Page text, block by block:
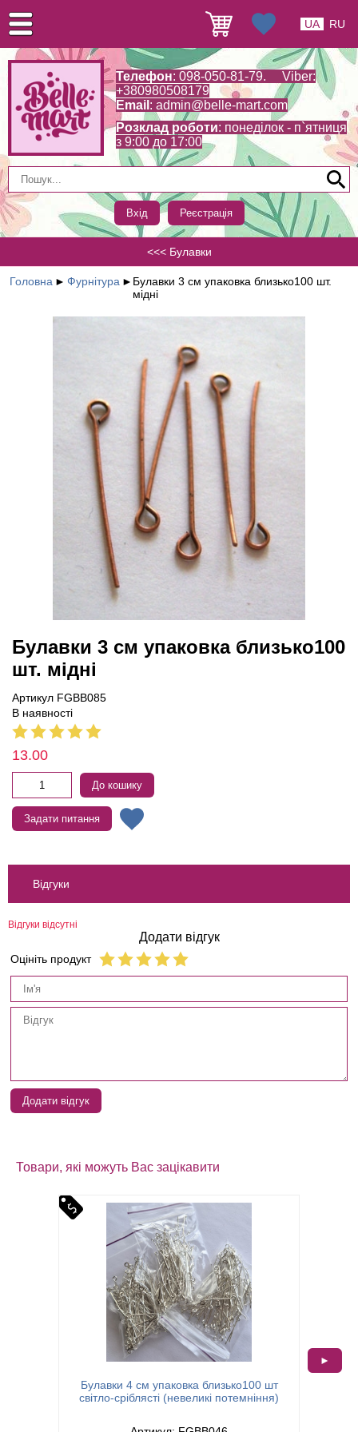
Телефон: 098-050-81-79. Viber:
+380980508179
Email : admin@belle-mart.com
Розклад роботи: понеділок - п`ятниця
з 9:00 до 17:00
Вхід Реєстрація
UA RU
<<< Булавки
Головна ► Фурнітура ► Булавки 3 см упаковка близько100 шт.
мідні
Булавки 3 см упаковка близько100
шт. мідні
Артикул FGBB085
В наявності
13.00
До кошику
Задати питання
Відгуки
Відгуки відсутні
Додати відгук
Оцініть продукт
Додати відгук
Товари, які можуть Вас зацікавити
Булавки 4 см упаковка близько100 шт
світло-сріблясті (невеликі потемніння)
►